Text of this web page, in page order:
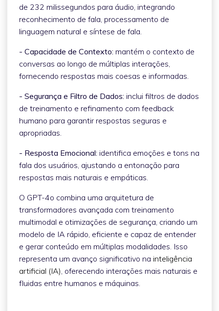
de 232 milissegundos para áudio, integrando
reconhecimento de fala, processamento de
linguagem natural e síntese de fala.
- Capacidade de Contexto: mantém o contexto de
conversas ao longo de múltiplas interações,
fornecendo respostas mais coesas e informadas.
- Segurança e Filtro de Dados: inclui filtros de dados
de treinamento e refinamento com feedback
humano para garantir respostas seguras e
apropriadas.
- Resposta Emocional: identifica emoções e tons na
fala dos usuários, ajustando a entonação para
respostas mais naturais e empáticas.
O GPT-4o combina uma arquitetura de
transformadores avançada com treinamento
multimodal e otimizações de segurança, criando um
modelo de IA rápido, eficiente e capaz de entender
e gerar conteúdo em múltiplas modalidades. Isso
representa um avanço significativo na inteligência
artificial (IA) , oferecendo interações mais naturais e
fluidas entre humanos e máquinas.